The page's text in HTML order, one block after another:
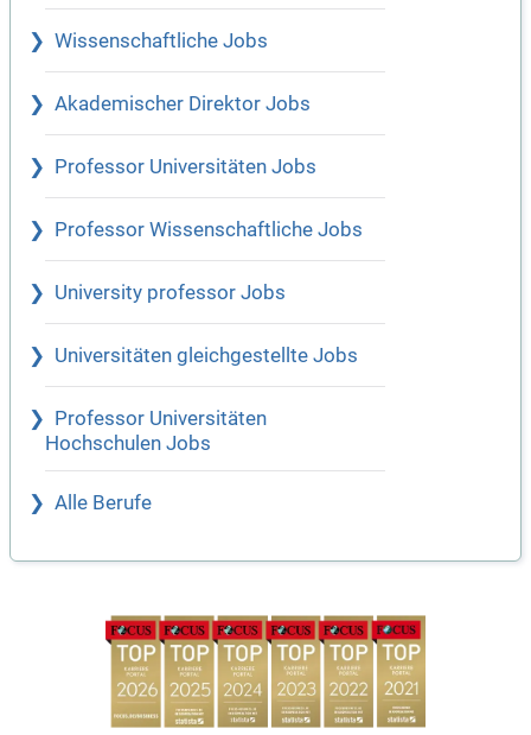
Wissenschaftliche Jobs
Akademischer Direktor Jobs
Professor Universitäten Jobs
Professor Wissenschaftliche Jobs
University professor Jobs
Universitäten gleichgestellte Jobs
Professor Universitäten
Hochschulen Jobs
Alle Berufe